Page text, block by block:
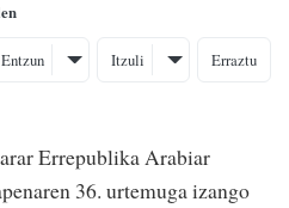
Entzun Itzuli Erraztu
Errepublika Arabiar
36. urtemuga izango